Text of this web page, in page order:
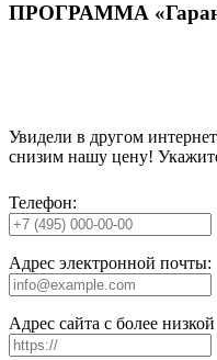
ПРОГРАММА
Увидели в другом
снизим нашу цену!
Телефон:
Адрес электронной почты:
Адрес сайта с более